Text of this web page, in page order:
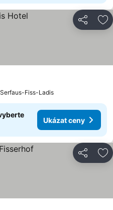
Sdílet
Fiss-Ladis
Ukázat ceny
Sdílet